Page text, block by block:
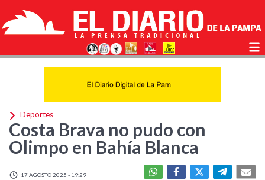
Deportes
Costa Brava no pudo con
Olimpo en Bahía Blanca
17 AGOSTO 2025 - 19:29